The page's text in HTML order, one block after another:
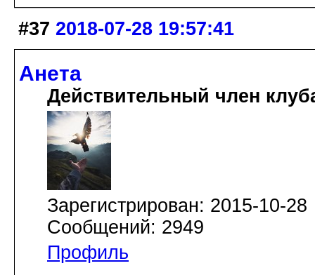
#37 2018-07-28 19:57:41
Анета
Действительный член
Зарегистрирован: 2015-10-28
Сообщений: 2949
Профиль